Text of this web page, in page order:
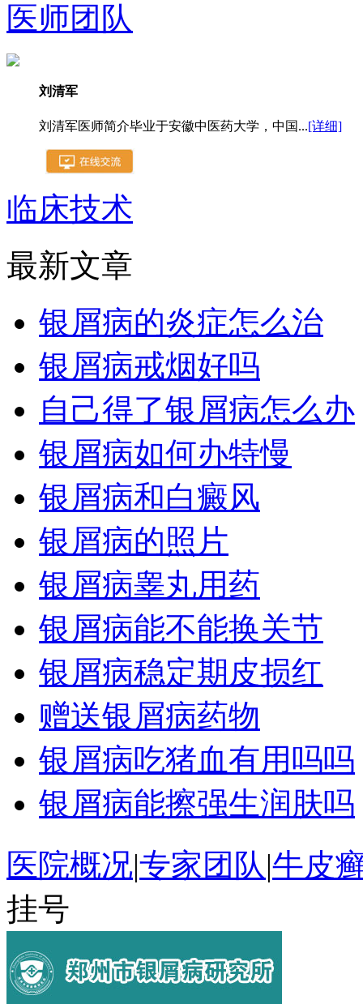
医师团队
刘清军
刘清军医师简介毕业于安徽中医药大学，中国...[详细]
临床技术
最新文章
银屑病的炎症怎么治
银屑病戒烟好吗
自己得了银屑病怎么办
银屑病如何办特慢
银屑病和白癜风
银屑病的照片
银屑病睾丸用药
银屑病能不能换关节
银屑病稳定期皮损红
赠送银屑病药物
银屑病吃猪血有用吗吗
银屑病能擦强生润肤吗
医院概况|专家团队|牛皮
挂号